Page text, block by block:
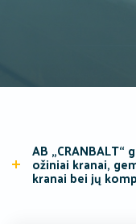
AB
ožiniai kranai,
kranai bei jų